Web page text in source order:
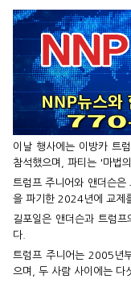
이날 행사에는 이방카 트
참석했으며, 파티는 '마법
트럼프 주니어와 앤더슨
을 파기한 2024년에 교제
길포일은 앤더슨과 트럼
다.
트럼프 주니어는 2005년
으며, 두 사람 사이에는 다